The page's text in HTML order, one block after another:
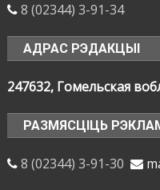
8 (02344) 3-91-34
АДРАС РЭДАКЦЫІ
247632, Гомельская
РАЗМЯСЦІЦЬ
8 (02344) 3-91-30